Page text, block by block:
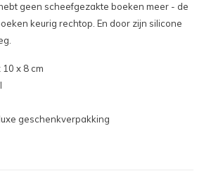
geen scheefgezakte boeken meer - de
keurig rechtop. En door zijn silicone
x 8 cm
geschenkverpakking